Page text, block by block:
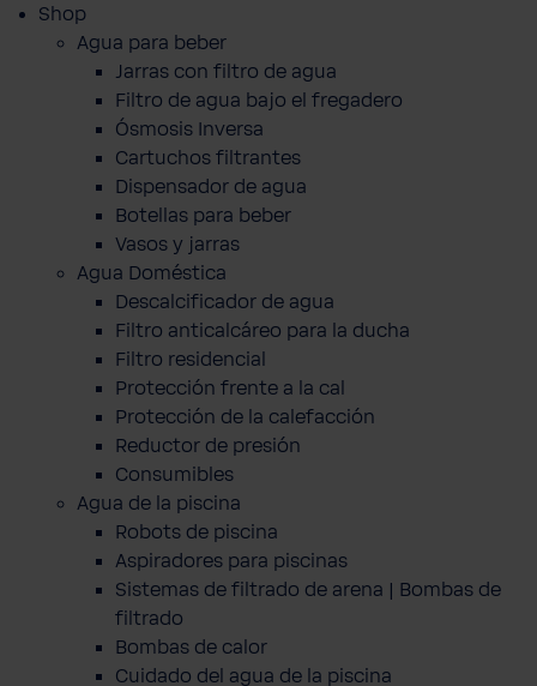
Shop
Agua para beber
Jarras con filtro de agua
Filtro de agua bajo el fregadero
Ósmosis Inversa
Cartuchos filtrantes
Dispensador de agua
Botellas para beber
Vasos y jarras
Agua Doméstica
Descalcificador de agua
Filtro anticalcáreo para la ducha
Filtro residencial
Protección frente a la cal
Protección de la calefacción
Reductor de presión
Consumibles
Agua de la piscina
Robots de piscina
Aspiradores para piscinas
Sistemas de filtrado de arena | Bombas de
filtrado
Bombas de calor
Cuidado del agua de la piscina